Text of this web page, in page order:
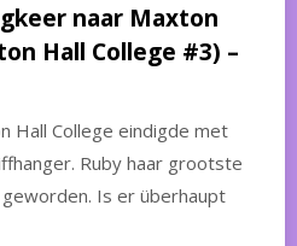
naar Maxton
Hall College #3) –
Hall College eindigde met
Ruby haar grootste
Is er überhaupt